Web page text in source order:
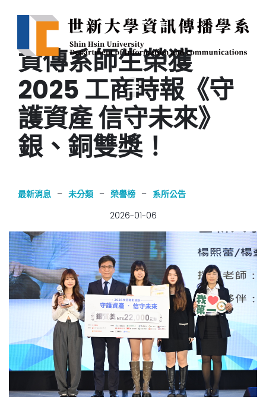
資傳系師生榮獲
2025 工商時報《守
護資產 信守未來》
銀、銅雙獎！
最新消息 – 未分類 – 榮譽榜 – 系所公告
2026-01-06